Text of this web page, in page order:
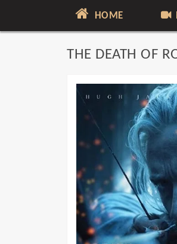
HOME
THE DEATH OF